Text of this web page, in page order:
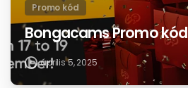
Promo kód
Bongacams Promo kód
április 5, 2025